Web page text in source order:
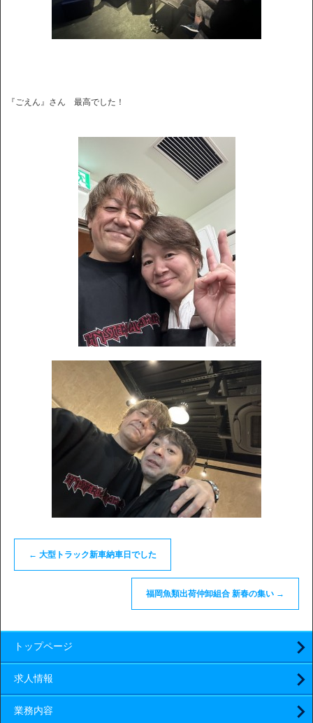
『ごえん』さん 最高でした！
← 大型トラック新車納車日でした
福岡魚類出荷仲卸組合 新春の集い →
トップページ
求人情報
業務内容